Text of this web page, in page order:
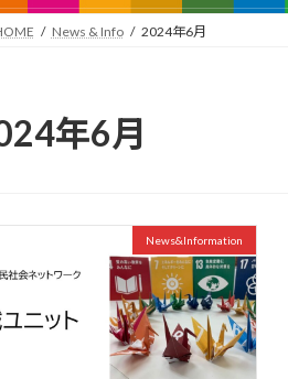
News & Info 2024年6月
年6月
News&Information